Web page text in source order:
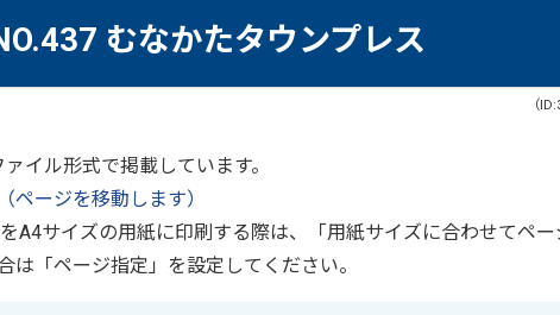
むなかたタウンプレス
（
イル形式で掲載しています。
ページを移動します）
A4サイズの用紙に印刷する際は、「用紙サイズに合わせてペー
「ページ指定」を設定してください。